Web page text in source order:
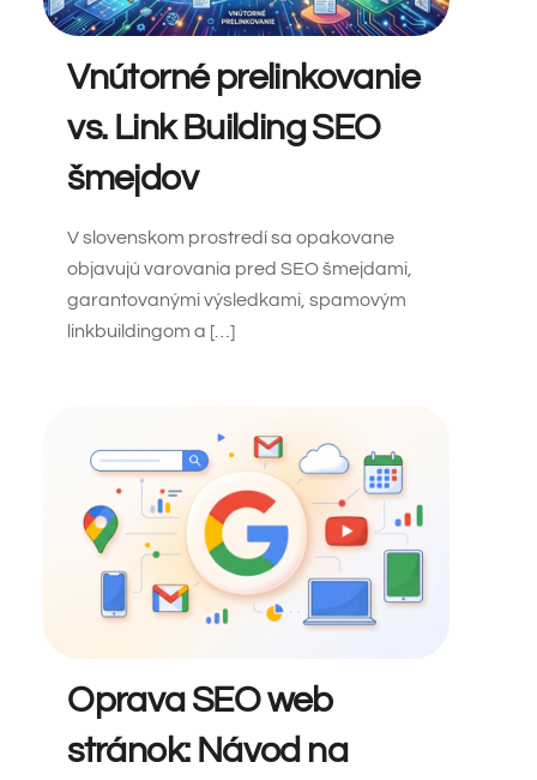
Vnútorné prelinkovanie
vs. Link Building SEO
šmejdov
V slovenskom prostredí sa opakovane
objavujú varovania pred SEO šmejdami,
garantovanými výsledkami, spamovým
linkbuildingom a […]
Oprava SEO web
stránok: Návod na